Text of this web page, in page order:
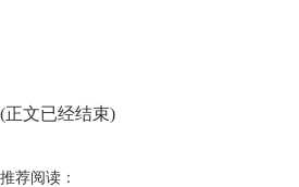
(正文已经结束)
推荐阅读：